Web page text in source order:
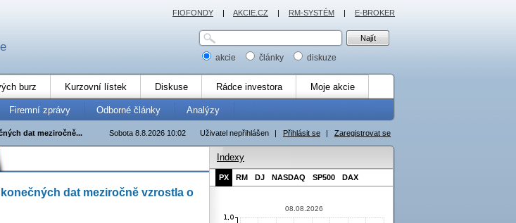
akcie články diskuze
burz Kurzovní lístek Diskuse Rádce investora Moje akcie
Firemní zprávy Odborné články Analýzy
Uživatel nepřihlášen | Přihlásit se | Zaregistrovat se
Sobota 8.8.2026 10:02
dat meziročně...
dat meziročně vzrostla o
Indexy
PX RM DJ NASDAQ SP500 DAX
08.08.2026
FIOFONDY | AKCIE.CZ | RM-SYSTÉM | E-BROKER